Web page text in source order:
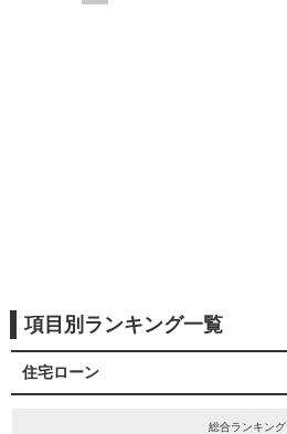
項目別ランキング一覧
住宅ローン
総合ランキング